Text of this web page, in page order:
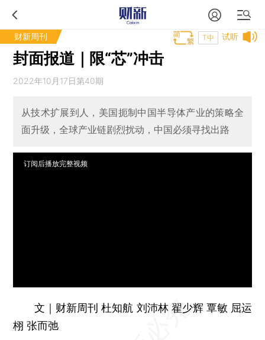
财新周刊 试听
T中
封面报道｜限“芯”冲击
2022年10月17日第40期
从技术扩展到人，美国扼制中国半导体产业的策略全
面升级，全球产业链剧烈扰动，中国必须寻找出路
订阅后播放完整视频
文｜财新周刊 杜知航 刘沛林 翟少辉 覃敏 屈运
栩 张而弛